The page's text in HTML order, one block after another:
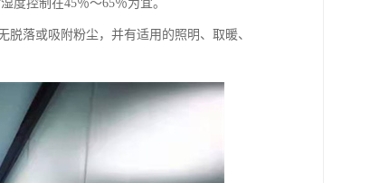
控制在45％～65％为宜。
落或吸附粉尘，并有适用的照明、取暖、